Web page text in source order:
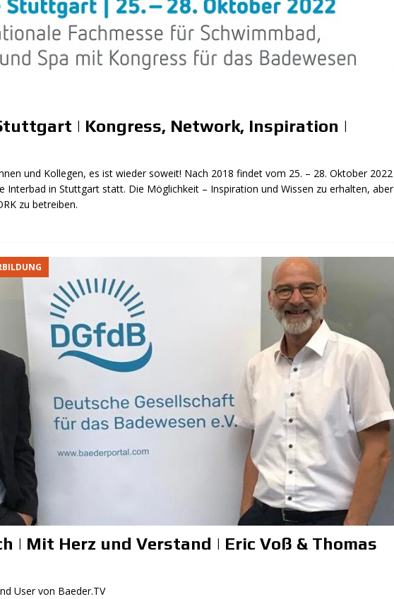
[ 14. März 2024 ]
Fokusverschiebung
INTERVIEWS
[ 11. März 2024 ] Samtgemeinde Tarmstedt | Fachangestellten für Bäderbetriebe
Bäderbetriebe (m/w/d)
SCHWIMMBAD - STELLENBÖRSE - JOBS
Vollzeit
SCHWIMMBAD - STELLENBÖRSE - JOBS
[ 7. Februar 2026 ]
| Kongress, Network, Inspiration |
und Kollegen, es ist wieder soweit! Nach 2018 findet vom 25. – 28. Oktober 2022
Interbad in Stuttgart statt. Die Möglichkeit – Inspiration und Wissen zu erhalten, aber
zu betreiben.
| Mit Herz und Verstand | Eric Voß & Thomas
User von Baeder.TV